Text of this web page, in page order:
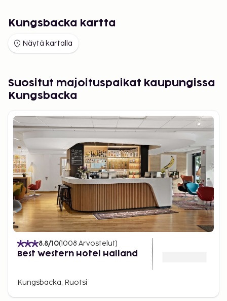
Kungsbacka kartta
Näytä kartalla
Suositut majoituspaikat kaupungissa
Kungsbacka
8.8/10(1008 Arvostelut)
Best Western Hotel Halland
Kungsbacka, Ruotsi